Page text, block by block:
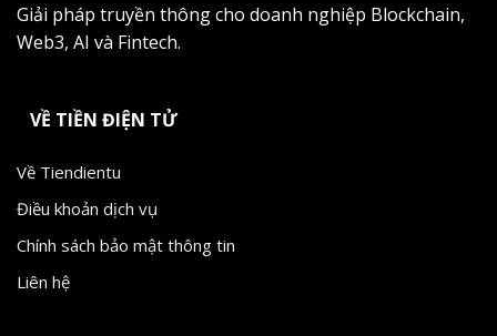
Giải pháp truyền thông cho doanh nghiệp Blockchain,
Web3, AI và Fintech.
VỀ TIỀN ĐIỆN TỬ
Về Tiendientu
Điều khoản dịch vụ
Chính sách bảo mật thông tin
Liên hệ